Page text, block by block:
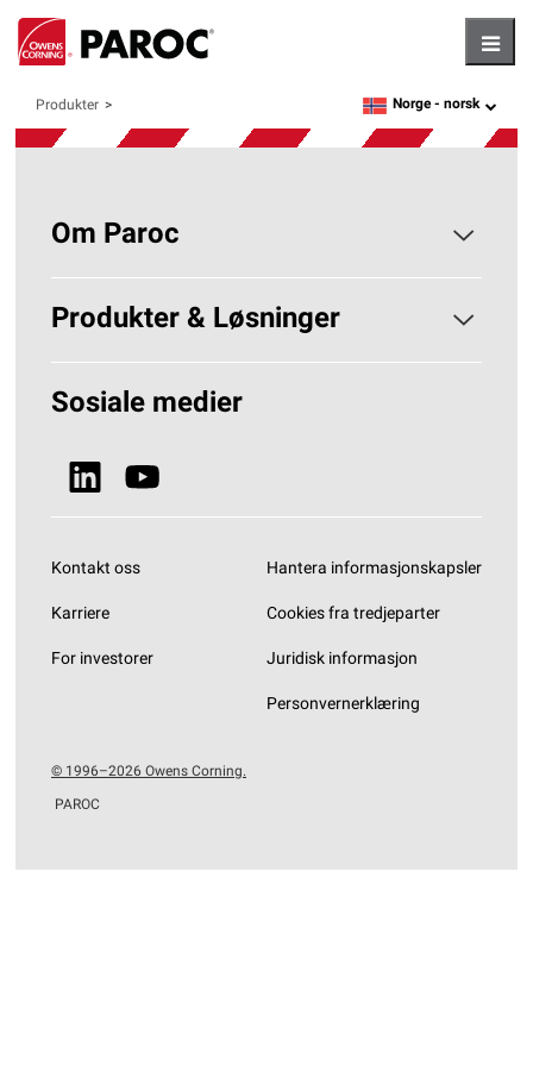
Produkter language
Norge - norsk
Om Paroc
Om PAROC
Hvorfor Steinull?
Bærekraft
Nyheter & Media
Produkter & Løsninger
Løsninger Byggisolering
Sosiale medier
Kontakt oss
Karriere
For investorer
Hantera informasjonskapsler
Cookies fra tredjeparter
Juridisk informasjon
Personvernerklæring
© 1996–2026 Owens Corning.
PAROC